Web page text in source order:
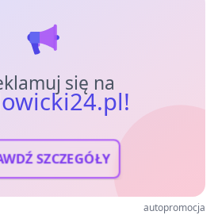
się na
SZCZEGÓŁY
autopromocja